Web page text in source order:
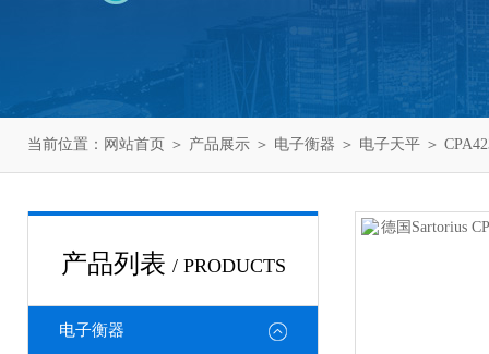
当前位置： 网站首页 ＞ 产品展示 ＞ 电子衡器 ＞ 电子天平 ＞
产品列表 / PRODUCTS
电子衡器